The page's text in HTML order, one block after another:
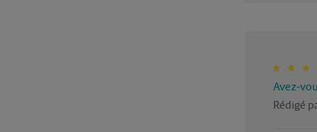
Avez-
Rédigé